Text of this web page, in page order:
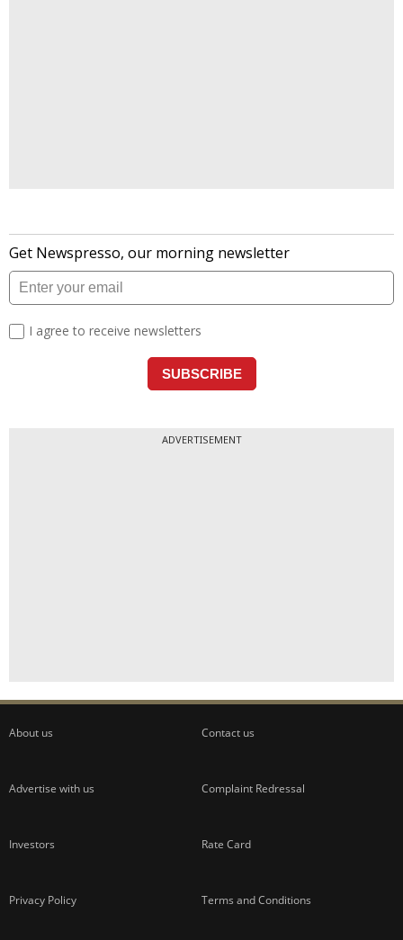
ADVERTISEMENT
About us Contact us
Advertise with us Complaint Redressal
Investors Rate Card
Privacy Policy Terms and Conditions